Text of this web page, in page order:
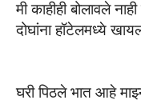
मी काहीही बोलावले
दोघांना हॉटेलमध्ये
घरी पिठलेभात आहे